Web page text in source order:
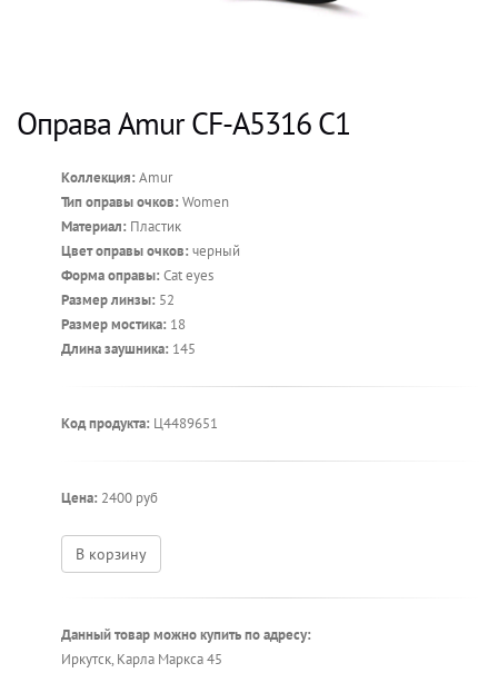
Оправа Amur CF-A5316 С1
Коллекция: Amur
Тип оправы очков: Women
Материал: Пластик
Цвет оправы очков: черный
Форма оправы: Cat eyes
Размер линзы: 52
Размер мостика: 18
Длина заушника: 145
Код продукта: Ц4489651
Цена: 2400 руб
В корзину
Данный товар можно купить по адресу:
Иркутск, Карла Маркса 45